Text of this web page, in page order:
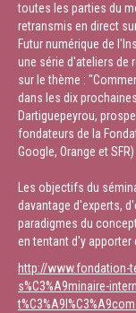
toutes les parties du
retransmis en direct
Futur numérique de
une série d'ateliers de
sur le thème :
dans les dix
Dartiguepeyrou,
fondateurs de la
Google, Orange et
Les objectifs du
davantage d'experts,
paradigmes du
en tentant d'y apporter
http://www.fondation-
s%C3%A9minaire-